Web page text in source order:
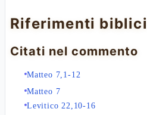
Riferimenti biblici
Citati nel commento
Matteo 7,1-12
Matteo 7
Levitico 22,10-16